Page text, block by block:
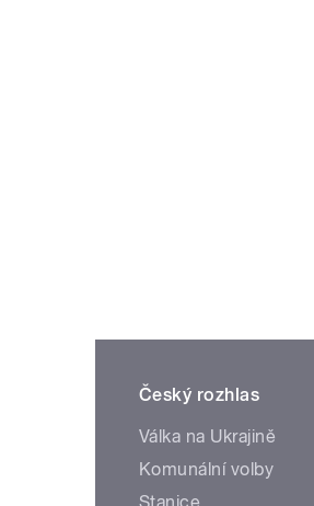
Český rozhlas
Válka na Ukrajině
Komunální volby